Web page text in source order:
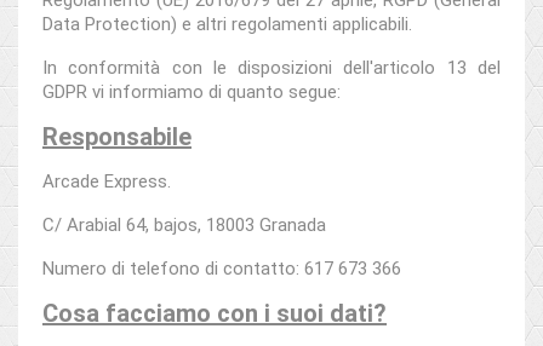
Data Protection) e altri regolamenti applicabili.
In conformità con le disposizioni dell'articolo 13 del
GDPR vi informiamo di quanto segue:
Responsabile
Arcade Express.
C/ Arabial 64, bajos, 18003 Granada
Numero di telefono di contatto: 617 673 366
Cosa facciamo con i suoi dati?